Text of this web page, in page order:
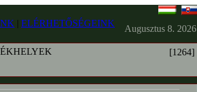
| ELÉRHETŐSÉGEINK
Augusztus 8. 2026
[1264]